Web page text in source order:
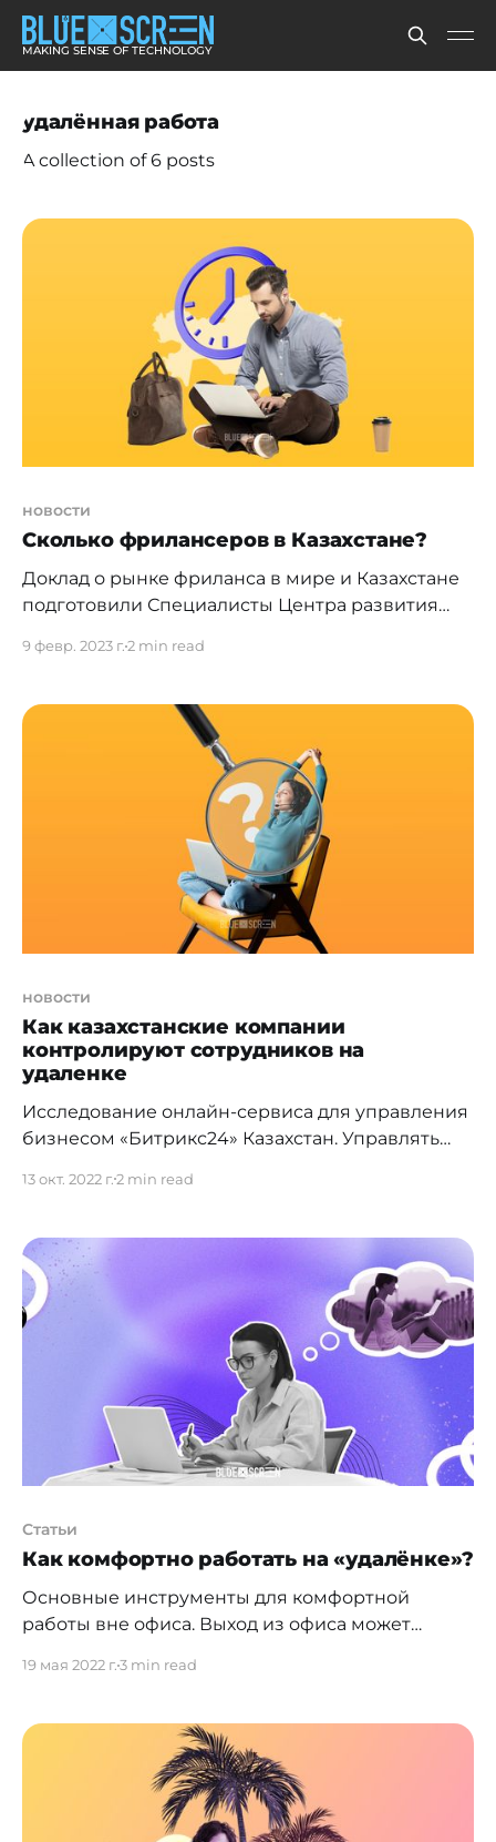
MAKING SENSE OF TECHNOLOGY
удалённая работа
A collection of 6 posts
новости
Сколько фрилансеров в Казахстане?
Доклад о рынке фриланса в мире и Казахстане
подготовили Специалисты Центра развития
развития трудовых ресурсов МТСЗН РК
[https://www.gov.kz/memleket/entities/enbek/pres
s/news/details/502604?lang=ru] анализ и
выяснили, сколько фрилансеров официально
работали в Казахстане в 2021 году. При этом,
9 февр. 2023 г.2 min read
новости
Как казахстанские компании
контролируют сотрудников на
удаленке
Исследование онлайн-сервиса для управления
бизнесом «Битрикс24» Казахстан. Управлять
чем в офисе. При этом, мощный тренд на
популярных. Делимся исследованием о том, как
новые реалии изменили работу казахстанских
компаний. Оно было проведено онлайн-
сервисом "Битрикс24" в Казахстане с 5 по
13 окт. 2022 г.2 min read
Статьи
Как комфортно работать на «удалёнке»?
Основные инструменты для комфортной
работы вне офиса. Выход из офиса может
Wi-Fi и розеток. Во-вторых, рядом нет коллег, с
которыми можно было бы обмениваться
идеями, не открывая приложение для обмена
19 мая 2022 г.3 min read